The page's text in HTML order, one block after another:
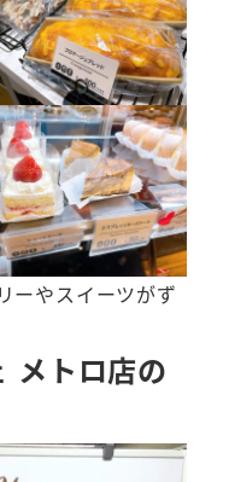
ーやスイーツがず
メトロ店の